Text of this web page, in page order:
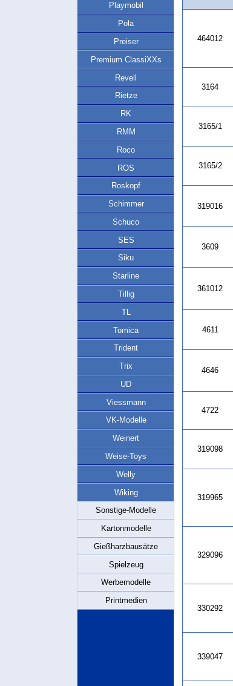
Playmobil
Pola
Preiser
Premium ClassiXXs
Revell
Rietze
RK
RMM
Roco
ROS
Roskopf
Schimmer
Schuco
SES
Siku
Starline
Tillig
TL
Tomica
Trident
Trix
UD
Viessmann
VK-Modelle
Weinert
Weise-Toys
Welly
Wiking
Sonstige-Modelle
Kartonmodelle
Gießharzbausätze
Spielzeug
Werbemodelle
Printmedien
464012
3164
3165/1
3165/2
319016
3609
361012
4611
4646
4722
319098
319965
329096
330292
339047